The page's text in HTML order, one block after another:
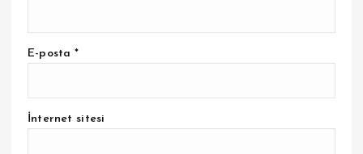
E-posta*
İnternet sitesi